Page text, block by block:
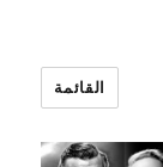
القائمة